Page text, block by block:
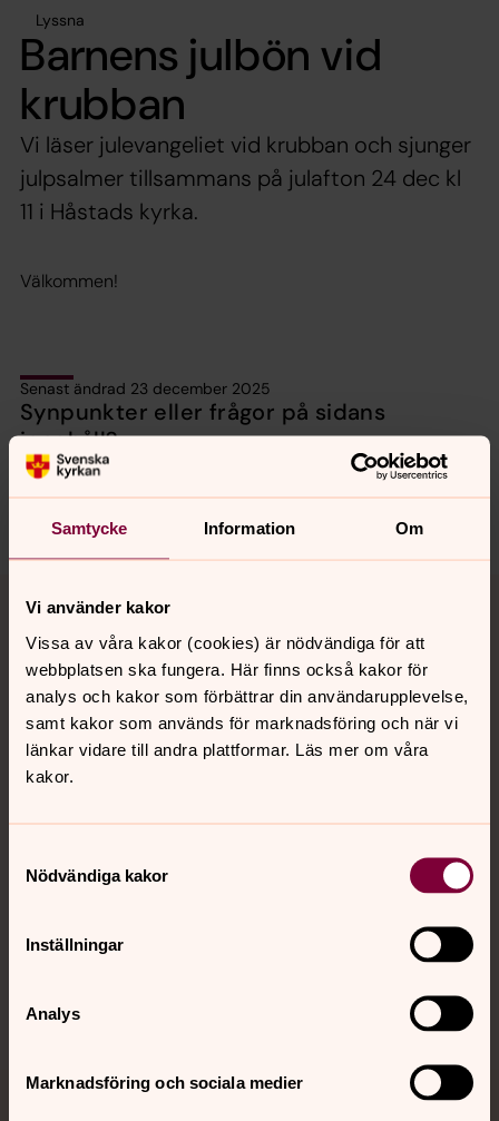
Samtycke Information Om
Vi använder kakor
Vissa av våra kakor (cookies) är nödvändiga för att
webbplatsen ska fungera. Här finns också kakor för
analys och kakor som förbättrar din användarupplevelse,
samt kakor som används för marknadsföring och när vi
länkar vidare till andra plattformar. Läs mer om våra
kakor.
Nödvändiga kakor
Inställningar
Analys
Marknadsföring och sociala medier
Lyssna
Barnens julbön vid
krubban
Vi läser julevangeliet vid krubban och sjunger
julpsalmer tillsammans på julafton 24 dec kl
11 i Håstads kyrka.
Välkommen!
Senast ändrad 23 december 2025
Synpunkter eller frågor på sidans
innehåll?
Lund.Torn.forsamling@svenskakyrkan.se
Kontakt
Kalender
Hitta snabbt
Sociala kanaler